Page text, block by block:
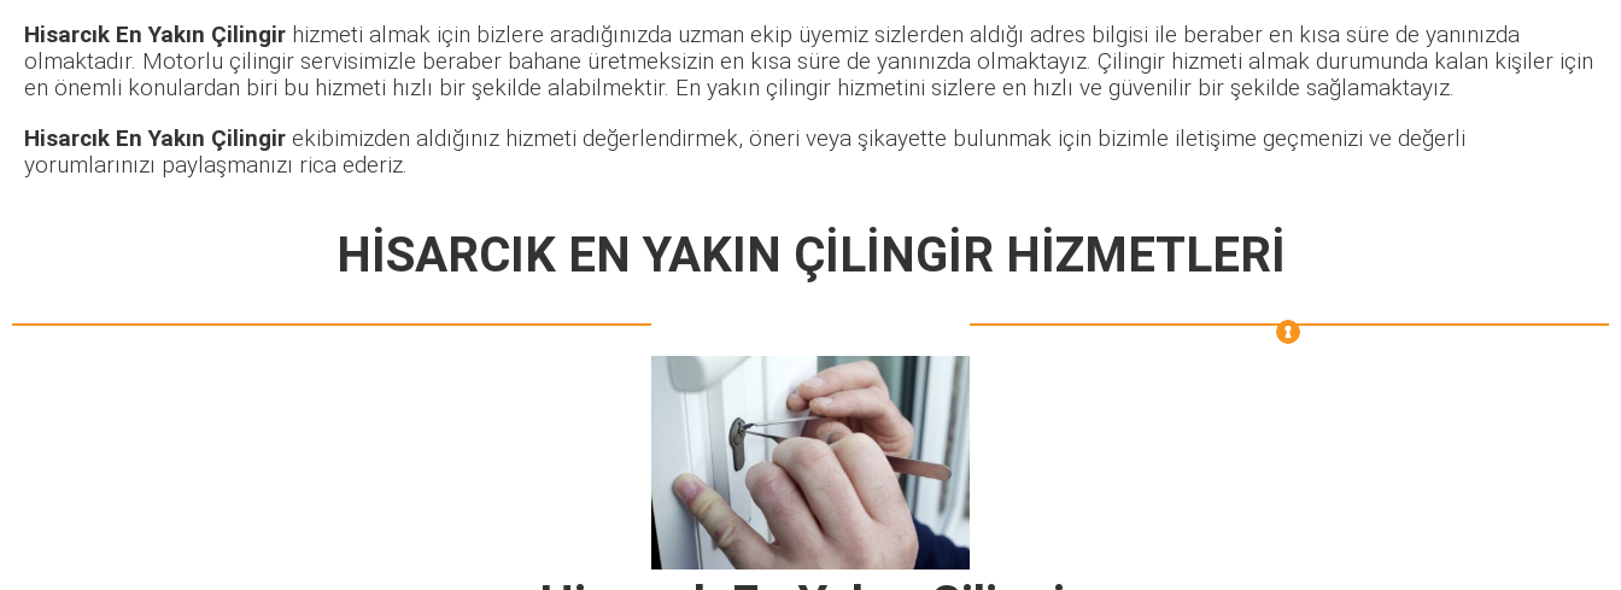
Hisarcık En Yakın Çilingir hizmeti almak için bizlere aradığınızda uzman ekip üyemiz sizlerden aldığı adres bilgisi ile beraber en kısa süre de yanınızda
olmaktadır. Motorlu çilingir servisimizle beraber bahane üretmeksizin en kısa süre de yanınızda olmaktayız. Çilingir hizmeti almak durumunda kalan kişiler için
en önemli konulardan biri bu hizmeti hızlı bir şekilde alabilmektir. En yakın çilingir hizmetini sizlere en hızlı ve güvenilir bir şekilde sağlamaktayız.
Hisarcık En Yakın Çilingir ekibimizden aldığınız hizmeti değerlendirmek, öneri veya şikayette bulunmak için bizimle iletişime geçmenizi ve değerli
yorumlarınızı paylaşmanızı rica ederiz.
HİSARCIK EN YAKIN ÇİLİNGİR HİZMETLERİ